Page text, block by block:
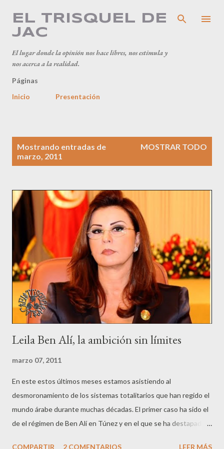
Ir al contenido principal
EL TRISQUEL DE
JAC
El lugar donde la opinión nos hace libres, nos estimula y
nos acerca a la realidad.
Páginas
Inicio
Presentación
Mostrando entradas de
marzo, 2011
MOSTRAR TODO
Leila Ben Alí, la ambición sin límites
marzo 07, 2011
En este estos últimos meses estamos asistiendo al
desmoronamiento de los sistemas totalitarios que han regido el
mundo árabe durante muchas décadas. El primer caso ha sido el
de el régimen de Ben Alí en Túnez y en el que se ha destapado
COMPARTIR 2 COMENTARIOS LEER MÁS